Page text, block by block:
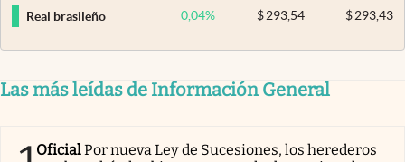
Real brasileño 0,04% $293,54 $293,43
Las más leídas de Información General
OficialPor nueva Ley de Sucesiones, los herederos